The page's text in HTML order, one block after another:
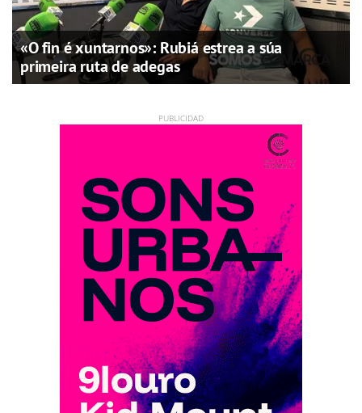
«O fin é xuntarnos»: Rubiá estrea a súa
primeira ruta de adegas